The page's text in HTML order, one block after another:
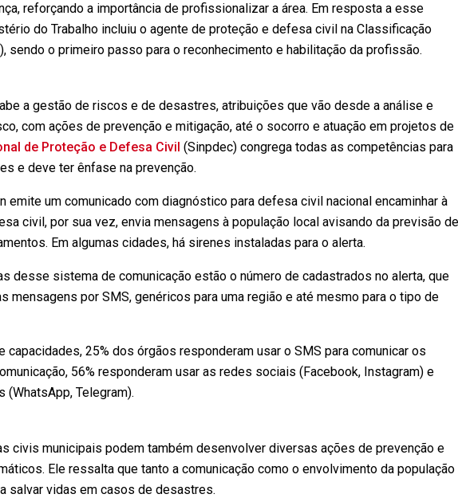
reforçando a importância de profissionalizar a área. Em resposta a esse
do Trabalho incluiu o agente de proteção e defesa civil na Classificação
sendo o primeiro passo para o reconhecimento e habilitação da profissão.
a gestão de riscos e de desastres, atribuições que vão desde a análise e
com ações de prevenção e mitigação, até o socorro e atuação em projetos de
de Proteção e Defesa Civil (Sinpdec) congrega todas as competências para
e deve ter ênfase na prevenção.
emite um comunicado com diagnóstico para defesa civil nacional encaminhar à
civil, por sua vez, envia mensagens à população local avisando da previsão de
Em algumas cidades, há sirenes instaladas para o alerta.
desse sistema de comunicação estão o número de cadastrados no alerta, que
mensagens por SMS, genéricos para uma região e até mesmo para o tipo de
25% dos órgãos responderam usar o SMS para comunicar os
56% responderam usar as redes sociais (Facebook, Instagram) e
(WhatsApp, Telegram).
civis municipais podem também desenvolver diversas ações de prevenção e
Ele ressalta que tanto a comunicação como o envolvimento da população
salvar vidas em casos de desastres.